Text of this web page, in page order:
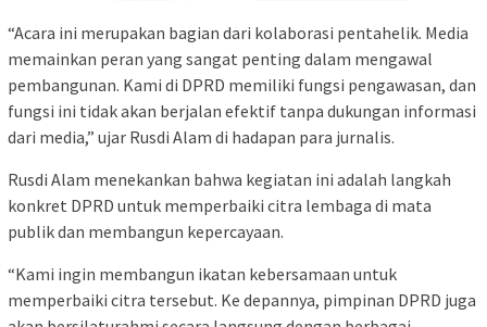
“Acara ini merupakan bagian dari kolaborasi pentahelik. Media
memainkan peran yang sangat penting dalam mengawal
pembangunan. Kami di DPRD memiliki fungsi pengawasan, dan
fungsi ini tidak akan berjalan efektif tanpa dukungan informasi
dari media,” ujar Rusdi Alam di hadapan para jurnalis.
Rusdi Alam menekankan bahwa kegiatan ini adalah langkah
konkret DPRD untuk memperbaiki citra lembaga di mata
publik dan membangun kepercayaan.
“Kami ingin membangun ikatan kebersamaan untuk
memperbaiki citra tersebut. Ke depannya, pimpinan DPRD juga